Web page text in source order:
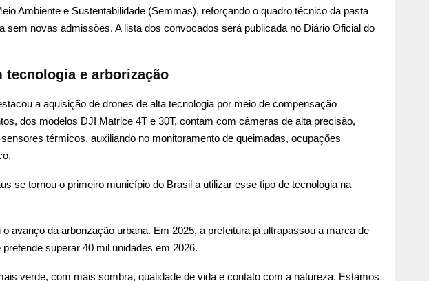
Ambiente e Sustentabilidade (Semmas), reforçando o quadro técnico da pasta
sem novas admissões. A lista dos convocados será publicada no Diário Oficial do
tecnologia e arborização
a aquisição de drones de alta tecnologia por meio de compensação
dos modelos DJI Matrice 4T e 30T, contam com câmeras de alta precisão,
térmicos, auxiliando no monitoramento de queimadas, ocupações
se tornou o primeiro município do Brasil a utilizar esse tipo de tecnologia na
avanço da arborização urbana. Em 2025, a prefeitura já ultrapassou a marca de
superar 40 mil unidades em 2026.
verde, com mais sombra, qualidade de vida e contato com a natureza. Estamos